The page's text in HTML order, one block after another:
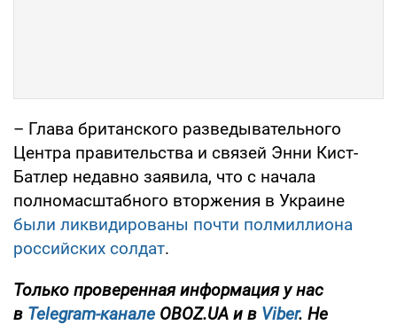
– Глава британского разведывательного
Центра правительства и связей Энни Кист-
Батлер недавно заявила, что с начала
полномасштабного вторжения в Украине
были ликвидированы почти полмиллиона
российских солдат.
Только проверенная информация у нас
в Telegram-канале OBOZ.UA и в Viber. Не